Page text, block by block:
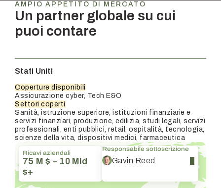
AMPIO APPETITO DI MERCATO
Un partner globale su cui
puoi contare
Stati Uniti
Coperture disponibili
Assicurazione cyber, Tech E&O
Settori coperti
Sanità, istruzione superiore, istituzioni finanziarie e
servizi finanziari, produzione, edilizia, studi legali, servizi
professionali, enti pubblici, retail, ospitalità, tecnologia,
scienze della vita, dispositivi medici, farmaceutica
Ricavi aziendali
75 M $ – 10 Mld
$+
Responsabile sottoscrizione
Gavin Reed